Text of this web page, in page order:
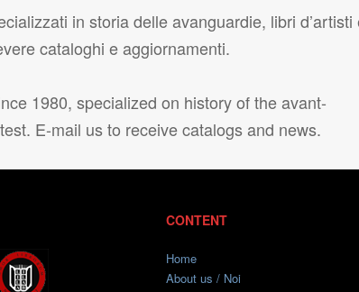
in storia delle avanguardie, libri d’artisti
cataloghi e aggiornamenti.
1980, specialized on history of the avant-
E-mail us to receive catalogs and news.
CONTENT
Home
About us / Noi